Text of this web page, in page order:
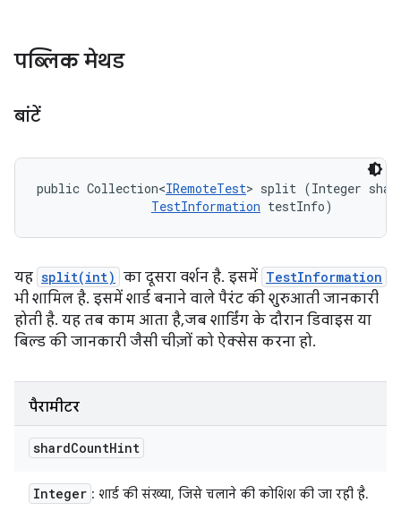
पब्लिक मेथड
बांटें
public Collection<IRemoteTest> split (Integer
TestInformation testInfo)
यह split(int) का दूसरा वर्शन है. इसमें TestInformation
भी शामिल है. इसमें शार्ड बनाने वाले पैरंट की शुरुआती जानकारी
होती है. यह तब काम आता है, जब शार्डिंग के दौरान डिवाइस या
बिल्ड की जानकारी जैसी चीज़ों को ऐक्सेस करना हो.
पैरामीटर
shardCountHint
Integer : शार्ड की संख्या, जिसे चलाने की कोशिश की जा रही है.